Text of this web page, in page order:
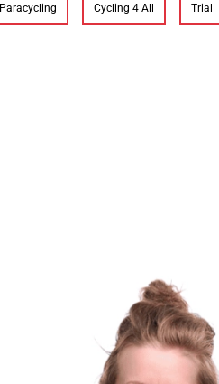
Paracycling Cycling 4 All Trial